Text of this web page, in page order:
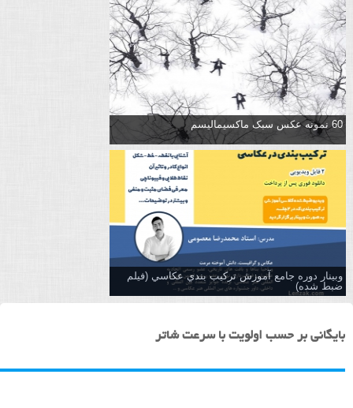
60 نمونه عکس سبک ماکسیمالیسم
وبینار دوره جامع آموزش تركيب بندي عكاسي (فیلم
ضبط شده)
بایگانی بر حسب اولویت با سرعت شاتر